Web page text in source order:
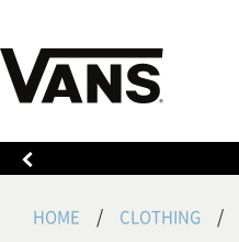
HOME CLOTHING